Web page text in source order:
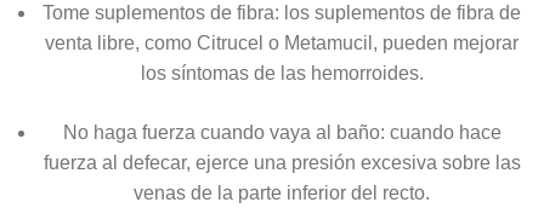
Tome suplementos de fibra: los suplementos de fibra de
venta libre, como Citrucel o Metamucil, pueden mejorar
los síntomas de las hemorroides.
No haga fuerza cuando vaya al baño: cuando hace
fuerza al defecar, ejerce una presión excesiva sobre las
venas de la parte inferior del recto.